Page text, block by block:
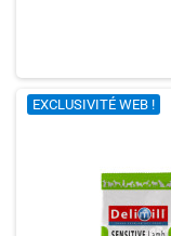
EXCLUSIVITÉ WEB !